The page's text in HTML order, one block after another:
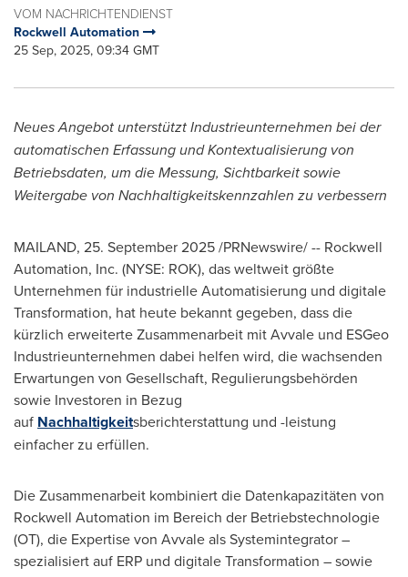
VOM NACHRICHTENDIENST
Rockwell Automation
25 Sep, 2025, 09:34 GMT
Neues Angebot unterstützt Industrieunternehmen bei der
automatischen Erfassung und Kontextualisierung von
Betriebsdaten, um die Messung, Sichtbarkeit sowie
Weitergabe von Nachhaltigkeitskennzahlen zu verbessern
MAILAND, 25. September 2025/PRNewswire/ -- Rockwell
Automation, Inc. (NYSE: ROK), das weltweit größte
Unternehmen für industrielle Automatisierung und digitale
Transformation, hat heute bekannt gegeben, dass die
kürzlich erweiterte Zusammenarbeit mit Avvale und ESGeo
Industrieunternehmen dabei helfen wird, die wachsenden
Erwartungen von Gesellschaft, Regulierungsbehörden
sowie Investoren in Bezug
auf Nachhaltigkeitsberichterstattung und -leistung
einfacher zu erfüllen.
Die Zusammenarbeit kombiniert die Datenkapazitäten von
Rockwell Automation im Bereich der Betriebstechnologie
(OT), die Expertise von Avvale als Systemintegrator –
spezialisiert auf ERP und digitale Transformation – sowie